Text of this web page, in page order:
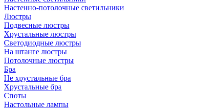
Настенно-потолочные светильники
Люстры
Подвесные люстры
Хрустальные люстры
Светодиодные люстры
На штанге люстры
Потолочные люстры
Бра
Не хрустальные бра
Хрустальные бра
Споты
Настольные лампы